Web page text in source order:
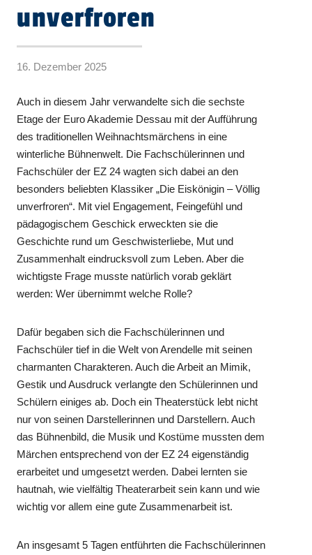
unverfroren
16. Dezember 2025
Auch in diesem Jahr verwandelte sich die sechste
Etage der Euro Akademie Dessau mit der Aufführung
des traditionellen Weihnachtsmärchens in eine
winterliche Bühnenwelt. Die Fachschülerinnen und
Fachschüler der EZ 24 wagten sich dabei an den
besonders beliebten Klassiker „Die Eiskönigin – Völlig
unverfroren“. Mit viel Engagement, Feingefühl und
pädagogischem Geschick erweckten sie die
Geschichte rund um Geschwisterliebe, Mut und
Zusammenhalt eindrucksvoll zum Leben. Aber die
wichtigste Frage musste natürlich vorab geklärt
werden: Wer übernimmt welche Rolle?
Dafür begaben sich die Fachschülerinnen und
Fachschüler tief in die Welt von Arendelle mit seinen
charmanten Charakteren. Auch die Arbeit an Mimik,
Gestik und Ausdruck verlangte den Schülerinnen und
Schülern einiges ab. Doch ein Theaterstück lebt nicht
nur von seinen Darstellerinnen und Darstellern. Auch
das Bühnenbild, die Musik und Kostüme mussten dem
Märchen entsprechend von der EZ 24 eigenständig
erarbeitet und umgesetzt werden. Dabei lernten sie
hautnah, wie vielfältig Theaterarbeit sein kann und wie
wichtig vor allem eine gute Zusammenarbeit ist.
An insgesamt 5 Tagen entführten die Fachschülerinnen